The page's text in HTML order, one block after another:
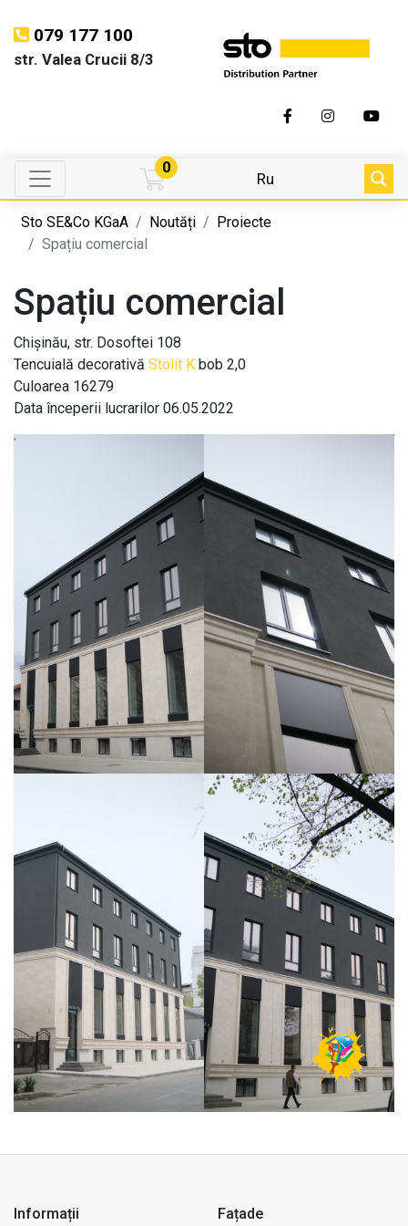
079 177 100
str. Valea Crucii 8/3
0
Ru
Sto SE&Co KGaA Noutăți
Proiecte
Spațiu comercial
Spațiu comercial
Chișinău, str. Dosoftei 108
Tencuială decorativă Stolit K bob 2,0
Culoarea 16279
Data începerii lucrarilor 06.05.2022
Informații Fațade